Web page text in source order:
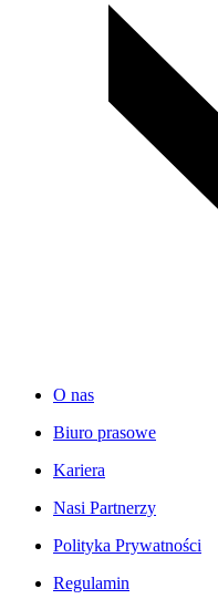
O nas
Biuro prasowe
Kariera
Nasi Partnerzy
Polityka Prywatności
Regulamin